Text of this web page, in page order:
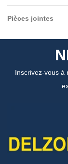
Pièces jointes
Inscrivez-vous à